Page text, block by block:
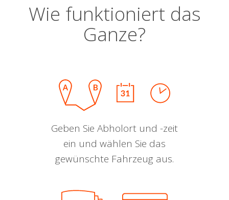
Wie funktioniert das
Ganze?
Geben Sie Abholort und -zeit
ein und wählen Sie das
gewünschte Fahrzeug aus.